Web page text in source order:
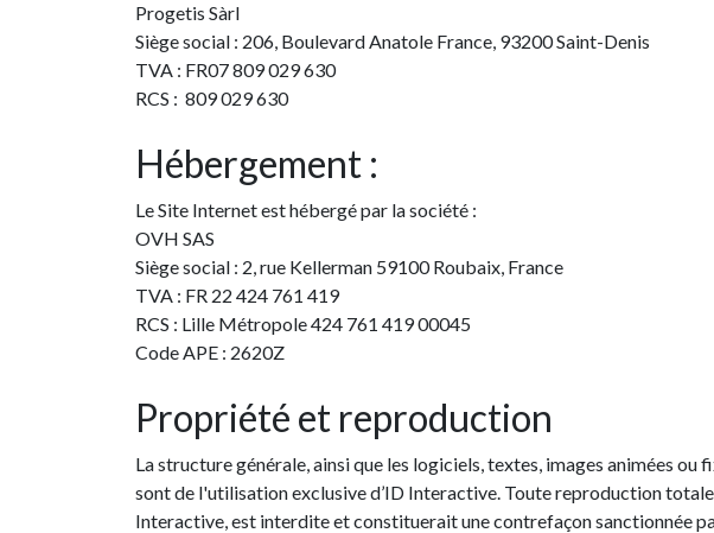
Progetis Sàrl
Siège social : 206, Boulevard Anatole France, 93200 Saint-Denis
TVA : FR07 809 029 630
RCS : 809 029 630
Hébergement :
Le Site Internet est hébergé par la société :
OVH SAS
Siège social : 2, rue Kellerman 59100 Roubaix, France
TVA : FR 22 424 761 419
RCS : Lille Métropole 424 761 419 00045
Code APE : 2620Z
Propriété et reproduction
La structure générale, ainsi que les logiciels, textes, images animées
sont de l'utilisation exclusive d’ID Interactive. Toute reproduction
Interactive, est interdite et constituerait une contrefaçon sanctionnée